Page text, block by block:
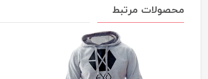
محصولات مرتبط